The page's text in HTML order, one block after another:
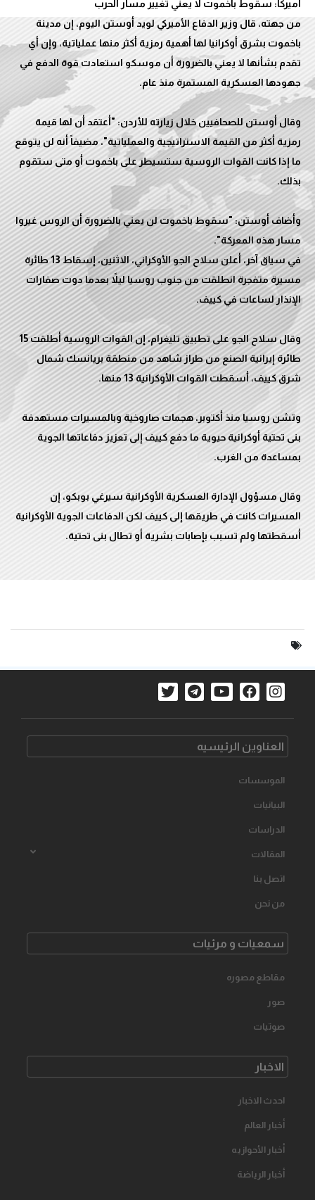
من جهته، قال وزير الدفاع الأميركي لويد أوستن اليوم، إن مدينة
باخموت بشرق أوكرانيا لها أهمية رمزية أكثر منها عملياتية، وإن أي
تقدم بشأنها لا يعني بالضرورة أن موسكو استعادت قوة الدفع في
وقال أوستن للصحافيين خلال زيارته للأردن: "أعتقد أن لها قيمة
رمزية أكثر من القيمة الاستراتيجية والعملياتية"، مضيفاً أنه لن يتوقع
ما إذا كانت القوات الروسية ستسيطر على باخموت أو متى ستقوم
وأضاف أوستن: "سقوط باخموت لن يعني بالضرورة أن الروس غيروا
في سياق آخر، أعلن سلاح الجو الأوكراني، الاثنين، إسقاط 13 طائرة
مسيرة متفجرة انطلقت من جنوب روسيا ليلاً بعدما دوت صفارات
وقال سلاح الجو على تطبيق تليغرام، إن القوات الروسية أطلقت 15
طائرة إيرانية الصنع من طراز شاهد من منطقة بريانسك شمال
وتشن روسيا منذ أكتوبر، هجمات صاروخية وبالمسيرات مستهدفة
بنى تحتية أوكرانية حيوية ما دفع كييف إلى تعزيز دفاعاتها الجوية
وقال مسؤول الإدارة العسكرية الأوكرانية سيرغي بوبكو، إن
المسيرات كانت في طريقها إلى كييف لكن الدفاعات الجوية الأوكرانية
أسقطتها ولم تسبب بإصابات بشرية أو تطال بنى تحتية.
العناوین الرئیسیه
الموسسات
البیانیات
الدراسات
المقالات
اتصل بنا
من نحن
سمعیات و مرئیات
مقاطع مصوره
صور
صوتیات
الاخبار
احدث الاخبار
أخبار العالم
أخبار الأحوازیه
أخبار الرياضة